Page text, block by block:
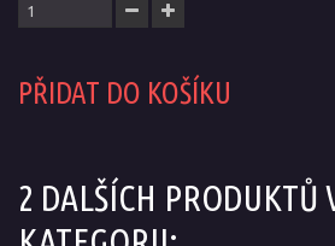
PŘIDAT DO KOŠÍKU
2 DALŠÍCH PRODUKTŮ